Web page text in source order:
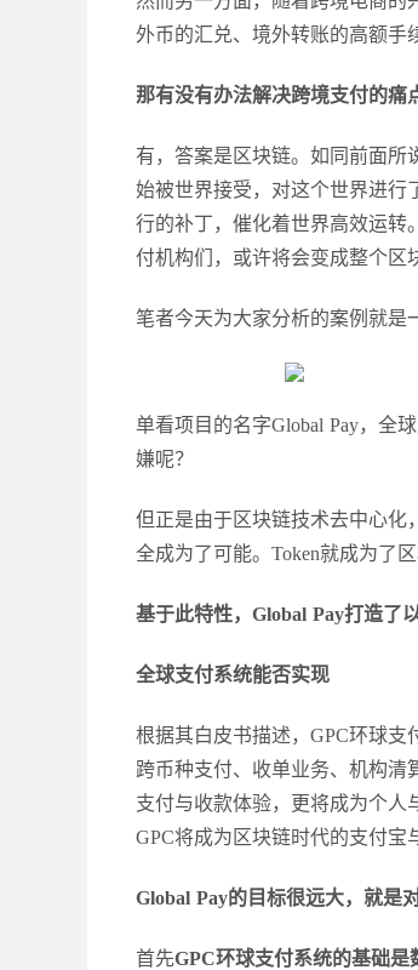
外币的汇兑、境外转账的高额手
那有没有办法解决跨境支付的痛
有，答案是区块链。如同前面所
始被世界接受，对这个世界进行
行的补丁，催化着世界高效运转
付机构们，或许将会变成整个区
笔者今天为大家分析的案例就是
单看项目的名字Global Pay，全
嫌呢？
但正是由于区块链技术去中心化
全成为了可能。 Token就成为了
基于此特性， Global Pay打造了
全球支付系统能否实现
根据其白皮书描述， GPC环球支
跨币种支付、收单业务、机构清
支付与收款体验，更将成为个人
GPC将成为区块链时代的支付宝
Global Pay的目标很远大，就是
首先GPC环球支付系统的基础是